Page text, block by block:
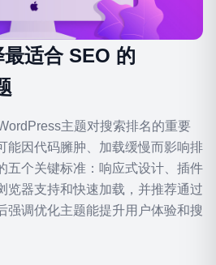
适合 SEO 的
主题对搜索排名的重要
能因代码臃肿、加载缓慢而影响排
五个关键标准：响应式设计、插件
览器支持和快速加载，并推荐通过
强调优化主题能提升用户体验和搜